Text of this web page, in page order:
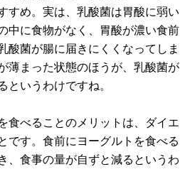
すめ。実は、乳酸菌は胃酸に弱い
中に食物がなく、胃酸が濃い食前
酸菌が腸に届きにくくなってしま
薄まった状態のほうが、乳酸菌が
というわけですね。
食べることのメリットは、ダイエ
です。食前にヨーグルトを食べる
、食事の量が自ずと減るというわ